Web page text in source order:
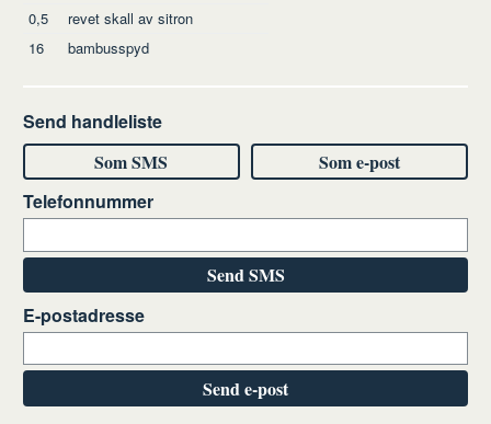
0,5
revet skall av sitron
16
bambusspyd
Send handleliste
Som SMS
Som e-post
Telefonnummer
Send SMS
E-postadresse
Send e-post